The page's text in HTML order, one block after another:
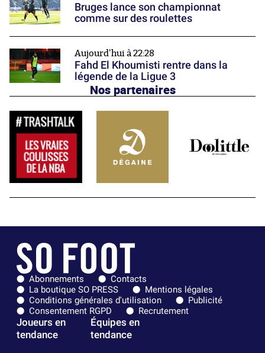
Bruges lance son championnat
comme sur des roulettes
Aujourd'hui à 22:28
Fahd El Khoumisti rentre dans la
légende de la Ligue 3
Nos partenaires
Abonnements
Contacts
La boutique SO PRESS
Mentions légales
Conditions générales d'utilisation
Publicité
Consentement RGPD
Recrutement
Joueurs en
tendance
Équipes en
tendance